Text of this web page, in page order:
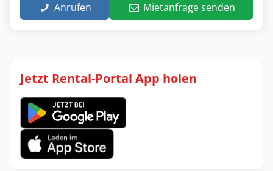
Anrufen Mietanfrage senden
Jetzt Rental-Portal App holen